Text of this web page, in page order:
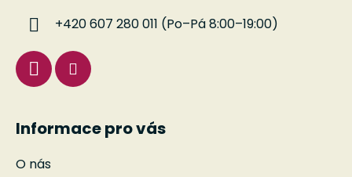
+420 607 280 011 (Po–Pá 8:00–19:00)
Informace pro vás
O nás